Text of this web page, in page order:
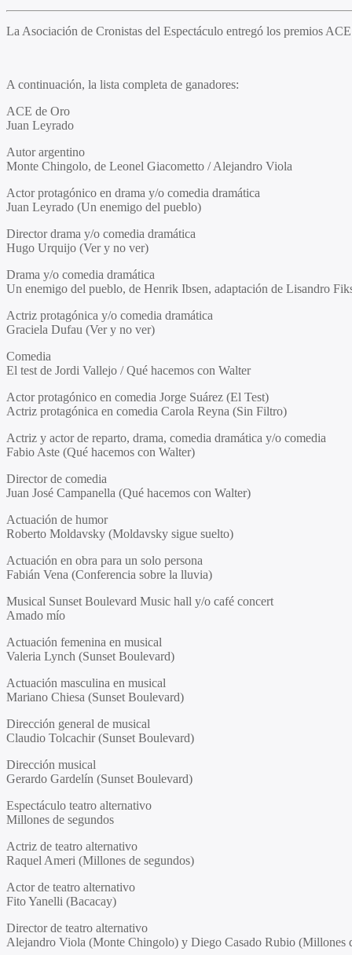
La Asociación de Cronistas del Espectáculo entregó los premios
A continuación, la lista completa de ganadores:
ACE de Oro
Juan Leyrado
Autor argentino
Monte Chingolo, de Leonel Giacometto / Alejandro Viola
Actor protagónico en drama y/o comedia dramática
Juan Leyrado (Un enemigo del pueblo)
Director drama y/o comedia dramática
Hugo Urquijo (Ver y no ver)
Drama y/o comedia dramática
Un enemigo del pueblo, de Henrik Ibsen, adaptación de Lisandro
Actriz protagónica y/o comedia dramática
Graciela Dufau (Ver y no ver)
Comedia
El test de Jordi Vallejo / Qué hacemos con Walter
Actor protagónico en comedia Jorge Suárez (El Test)
Actriz protagónica en comedia Carola Reyna (Sin Filtro)
Actriz y actor de reparto, drama, comedia dramática y/o comedia
Fabio Aste (Qué hacemos con Walter)
Director de comedia
Juan José Campanella (Qué hacemos con Walter)
Actuación de humor
Roberto Moldavsky (Moldavsky sigue suelto)
Actuación en obra para un solo persona
Fabián Vena (Conferencia sobre la lluvia)
Musical Sunset Boulevard Music hall y/o café concert
Amado mío
Actuación femenina en musical
Valeria Lynch (Sunset Boulevard)
Actuación masculina en musical
Mariano Chiesa (Sunset Boulevard)
Dirección general de musical
Claudio Tolcachir (Sunset Boulevard)
Dirección musical
Gerardo Gardelín (Sunset Boulevard)
Espectáculo teatro alternativo
Millones de segundos
Actriz de teatro alternativo
Raquel Ameri (Millones de segundos)
Actor de teatro alternativo
Fito Yanelli (Bacacay)
Director de teatro alternativo
Alejandro Viola (Monte Chingolo) y Diego Casado Rubio (Millones